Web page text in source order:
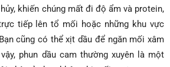
khiến chúng mất đi độ ẩm và protein,
tiếp lên tổ mối hoặc những khu vực
cũng có thể xịt dầu để ngăn mối xâm
phun dầu cam thường xuyên là một